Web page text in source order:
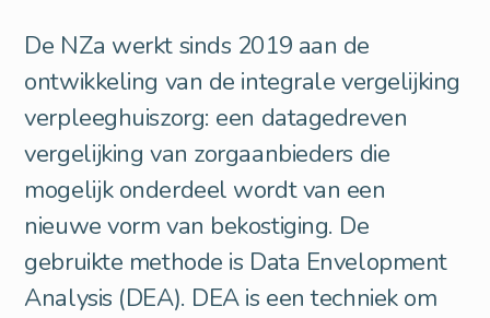
De NZa werkt sinds 2019 aan de
ontwikkeling van de integrale vergelijking
verpleeghuiszorg: een datagedreven
vergelijking van zorgaanbieders die
mogelijk onderdeel wordt van een
nieuwe vorm van bekostiging. De
gebruikte methode is Data Envelopment
Analysis (DEA). DEA is een techniek om